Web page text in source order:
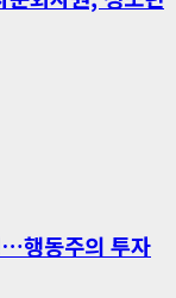
…행동주의 투자